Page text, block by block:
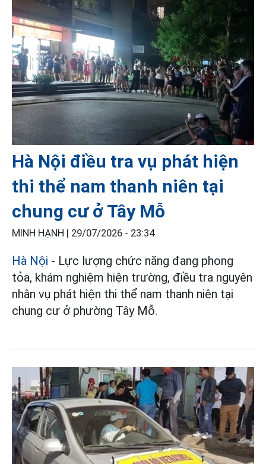
Hà Nội điều tra vụ phát hiện
thi thể nam thanh niên tại
chung cư ở Tây Mỗ
MINH HẠNH | 29/07/2026 - 23:34
Hà Nội - Lực lượng chức năng đang phong
tỏa, khám nghiệm hiện trường, điều tra nguyên
nhân vụ phát hiện thi thể nam thanh niên tại
chung cư ở phường Tây Mỗ.